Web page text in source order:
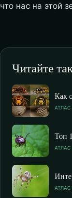
что нас на этой
Читайте
Как
Топ